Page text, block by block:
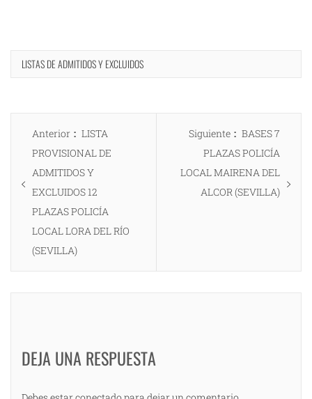
LISTAS DE ADMITIDOS Y EXCLUIDOS
Navegación
entradas
Anterior
Entrada
anterior:
LISTA
PROVISIONAL DE
ADMITIDOS Y
EXCLUIDOS 12
PLAZAS POLICÍA
LOCAL LORA DEL RÍO
(SEVILLA)
Siguiente
Entrada
siguiente:
BASES 7
PLAZAS POLICÍA
LOCAL MAIRENA DEL
ALCOR (SEVILLA)
DEJA UNA RESPUESTA